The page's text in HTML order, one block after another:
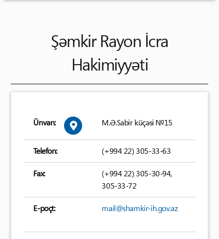
Şəmkir Rayon İcra
Hakimiyyəti
Ünvan: M.Ə.Sabir küçəsi №15
Telefon: (+994 22) 305-33-63
Fax:
(+994 22) 305-30-94,
305-33-72
E-poçt: mail@shamkir-ih.gov.az